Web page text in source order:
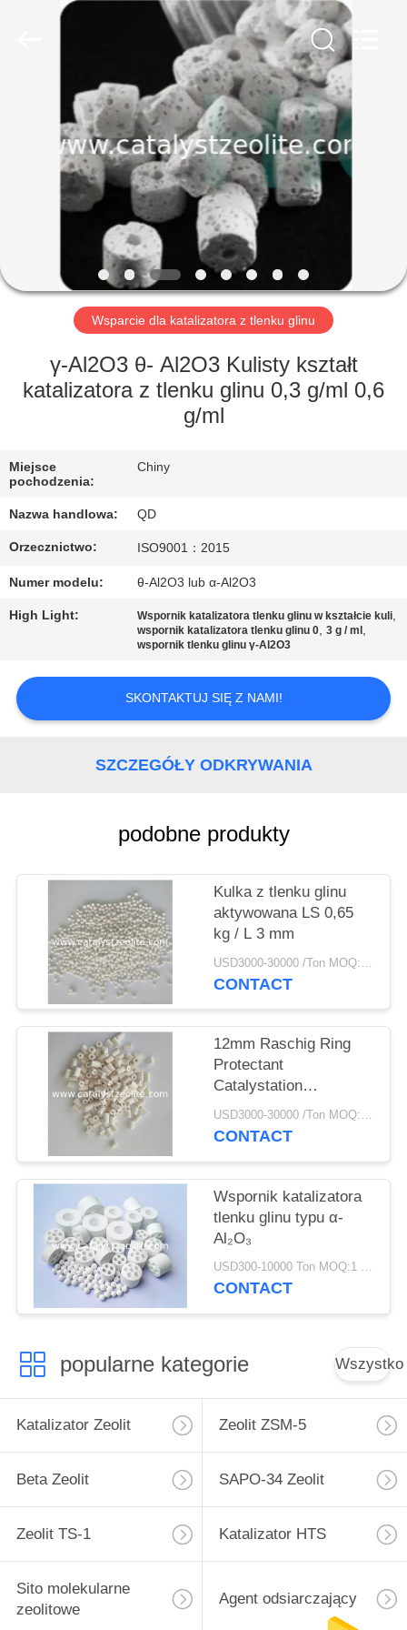
PRODUKTY
WYCIECZKA
FABRYCE
SKONTAKTUJ
NAMI
AKTUALNOŚCI
SPRAWY
SITEMAP
Wsparcie dla katalizatora z tlenku glinu
γ-Al2O3 θ- Al2O3 Kulisty kształt
katalizatora z tlenku glinu 0,3 g/ml 0,6
g/ml
Miejsce
pochodzenia:
Chiny
Nazwa handlowa: QD
Orzecznictwo: ISO9001：2015
Numer modelu: θ-Al2O3 lub α-Al2O3
High Light: Wspornik katalizatora tlenku glinu w kształcie kuli,
wspornik katalizatora tlenku glinu 0,3 g / ml ,
wspornik tlenku glinu γ-Al2O3
SKONTAKTUJ SIĘ Z NAMI!
SZCZEGÓŁY ODKRYWANIA
podobne produkty
Kulka z tlenku glinu
aktywowana LS 0,65
kg / L 3 mm
USD3000-30000 /Ton MOQ:1 KG
CONTACT
12mm Raschig Ring
Protectant
Catalystation
Protectant
USD3000-30000 /Ton MOQ:1 KG
CONTACT
Wspornik katalizatora
tlenku glinu typu α-
Al₂O₃
USD300-10000 Ton MOQ:1 KG
CONTACT
popularne kategorie Wszystko
Katalizator Zeolit Zeolit ​​ZSM-5
Beta Zeolit SAPO-34 Zeolit
Zeolit ​​TS-1 Katalizator HTS
Sito molekularne
zeolitowe
Agent odsiarczający